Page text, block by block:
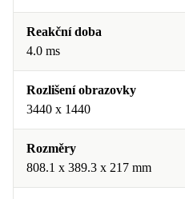
Reakční doba
4.0 ms
Rozlišení obrazovky
3440 x 1440
Rozměry
808.1 x 389.3 x 217 mm